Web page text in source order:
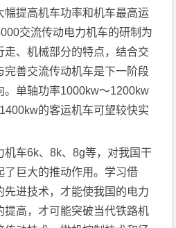
幅提高机车功率和机车最高运
交流传动电力机车的研制为
走、机械部分的特点，结合交
完善交流传动机车是下一阶段
。单轴功率1000kw～1200kw
的客运机车可望较快实
车6k、8k、8g等，对我国干
了巨大的推动作用。学习借
先进技术，才能使我国的电力
提高，才可能突破当代铁路机